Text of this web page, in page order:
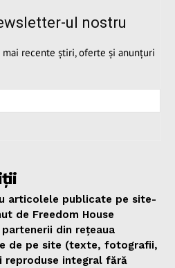
ul nostru
recente știri, oferte și anunțuri
articolele publicate pe site-
de Freedom House
din rețeaua
de pe site (texte, fotografii,
reproduse integral fără